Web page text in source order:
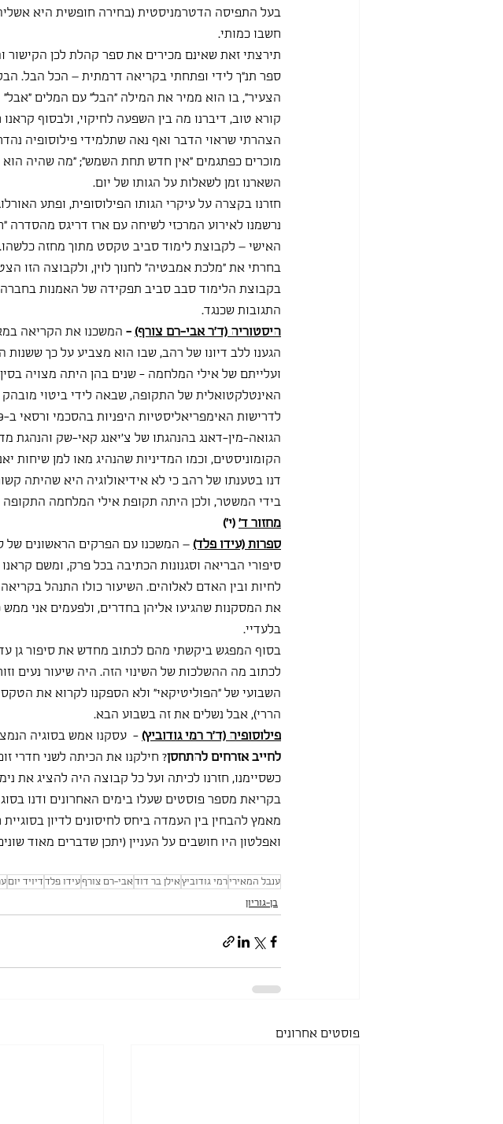
בעל התפיסה הדטרמניסטית (בחירה חופשית היא
חשבו כמותי.
תירצתי זאת שאינם מכירים את ספר קהלת לכן הקישור
ספר תנ"ך לידי ופתחתי בקריאה דרמתית – הכל הבל.
הצעיר", בו הוא ממיר את המילה "הבל" עם המלים
קורא טוב, דיברנו מה בין השפעה לחיקוי, ולבסוף
הצהרתי שראוי הדבר ואף נאה שתלמידי פילוסופיה
מוכרים כפתגמים "אין חדש תחת השמש"; "מה שהיה הוא
השארנו זמן לשאלות על הגותו של יום.
חזרנו בקצרה על עיקרי הגותו הפילוסופית, ופתע
נרשמנו לאירוע המרכזי לשיחה עם ארז דריגס מהסדרה
האישי – לקבוצת לימוד סביב טקסט מתוך מחזה כלשהו.
בחרתי את "מלכת אמבטיה" לחנוך לוין, ולקבוצה הזו
בקבוצת הלימוד סבב סביב תפקידה של האמנות
התגובות שכנגד.
היסטוריה (ד"ר אבי-רם צורף) - המשכנו את הקריאה
ועלייתם של אילי המלחמה - שנים בהן היתה מצויה
האינטלקטואלית של התקופה, שבאה לידי ביטוי
הגואה-מין-דאנג בהנהגתו של צ'יאנג קאי-שק והנהגת
הקומוניסטים, וכמו המדיניות שהנהיג מאו למן שיחות
דנו בטענתו של רהב כי לא אידיאולוגיה היא שהיתה
בידי המשטר, ולכן היתה תקופת אילי המלחמה
מחזור ד' (י')
ספרות (עידו פלד) – המשכנו עם הפרקים הראשונים של
סיפורי הבריאה וסגנונות הכתיבה בכל פרק, ומשם
לחיות ובין האדם לאלוהים. השיעור כולו התנהל
את המסקנות שהגיעו אליהן בחדרים, ולפעמים אני ממש
בלעדיי.
בסוף המפגש ביקשתי מהם לכתוב מחדש את סיפור גן
לכתוב מה ההשלכות של השינוי הזה. היה שיעור נעים
השבועי של "הפוליטיקאי" ולא הספקנו לקרוא את
הררי), אבל נשלים את זה בשבוע הבא.
פילוסופיה (ד"ר רמי גודוביץ) -  עסקנו אמש בסוגיה
לחייב אזרחים להתחסן? חילקנו את הכיתה לשני חדרי
כשסיימנו, חזרנו לכיתה ועל כל קבוצה היה להציג את
בקריאת מספר פוסטים שעלו בימים האחרונים ודנו
מאמץ להבחין בין העמדה ביחס לחיסונים לדיון
ואפלטון היו חושבים על העניין (יתכן שדברים מאוד
ענבל המאירירמי גודוביץאילן בר דודאבי-רם צורףעידו פלד דיויד יום
בן-גוריון
פוסטים אחרונים